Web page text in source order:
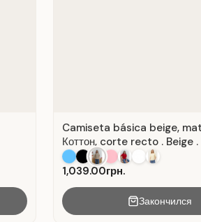
Camiseta básica beige,
Коттон, corte recto . Beige .
1,039.00грн.
Закончился